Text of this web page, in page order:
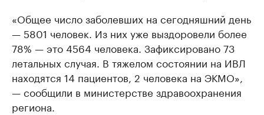
«Общее число заболевших на сегодняшний день
— 5801 человек. Из них уже выздоровели более
78% — это 4564 человека. Зафиксировано 73
летальных случая. В тяжелом состоянии на ИВЛ
находятся 14 пациентов, 2 человека на ЭКМО»,
— сообщили в министерстве здравоохранения
региона.